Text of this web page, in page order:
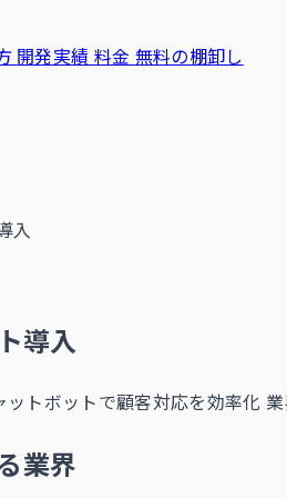
開発実績 料金 無料の棚卸し
入
導入
トボットで顧客対応を効率化
業界